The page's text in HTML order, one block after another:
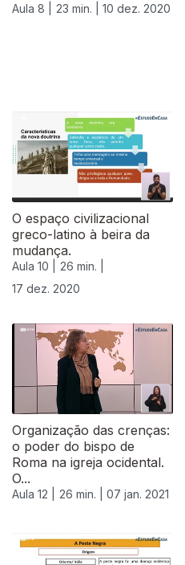
Aula 8 | 23 min. | 10 dez. 2020
O espaço civilizacional
greco-latino à beira da
mudança.
Aula 10 |
26 min. |
17 dez. 2020
Organização das crenças:
o poder do bispo de
Roma na igreja ocidental.
O...
Aula 12 | 26 min. | 07 jan. 2021